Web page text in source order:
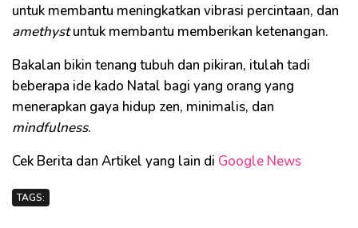
untuk membantu meningkatkan vibrasi percintaan, dan
amethystuntuk membantu memberikan ketenangan.
Bakalan bikin tenang tubuh dan pikiran, itulah tadi
beberapa ide kado Natal bagi yang orang yang
menerapkan gaya hidup zen, minimalis, dan
mindfulness.
Cek Berita dan Artikel yang lain di Google News
TAGS: